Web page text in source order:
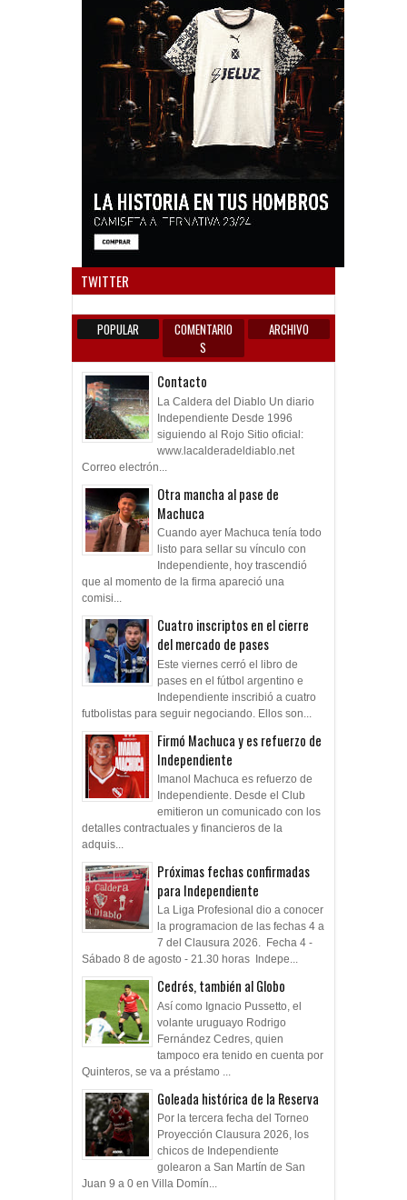
TWITTER
POPULAR
COMENTARIO
S
ARCHIVO
Contacto
La Caldera del Diablo Un diario
Independiente Desde 1996
siguiendo al Rojo Sitio oficial:
www.lacalderadeldiablo.net
Correo electrón...
Otra mancha al pase de
Machuca
Cuando ayer Machuca tenía todo
listo para sellar su vínculo con
Independiente, hoy trascendió
que al momento de la firma apareció una
comisi...
Cuatro inscriptos en el cierre
del mercado de pases
Este viernes cerró el libro de
pases en el fútbol argentino e
Independiente inscribió a cuatro
futbolistas para seguir negociando. Ellos son...
Firmó Machuca y es refuerzo de
Independiente
Imanol Machuca es refuerzo de
Independiente. Desde el Club
emitieron un comunicado con los
detalles contractuales y financieros de la
adquis...
Próximas fechas confirmadas
para Independiente
La Liga Profesional dio a conocer
la programacion de las fechas 4 a
7 del Clausura 2026. Fecha 4 -
Sábado 8 de agosto - 21.30 horas Indepe...
Cedrés, también al Globo
Así como Ignacio Pussetto, el
volante uruguayo Rodrigo
Fernández Cedres, quien
tampoco era tenido en cuenta por
Quinteros, se va a préstamo ...
Goleada histórica de la Reserva
Por la tercera fecha del Torneo
Proyección Clausura 2026, los
chicos de Independiente
golearon a San Martín de San
Juan 9 a 0 en Villa Domín...